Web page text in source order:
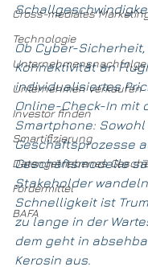
Cross-mediales
Technologie
Unternehmensnachfolge
Unternehmen verkaufen
Investor finden
Smartifizierung
Datengetriebenes
Fördermittel
BAFA
Ob Cyber-
Konnektivität an
individualisiertes
Online-Check-In mit
Smartphone: Sowohl
Geschäftsprozesse
Geschäftsmodelle
Stakeholder
Schnelligkeit ist
zu lange in der
dem geht in
Kerosin aus.